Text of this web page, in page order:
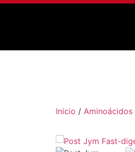
Inicio / Aminoácidos